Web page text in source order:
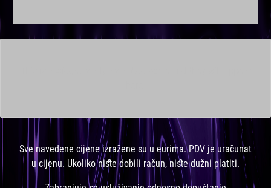
Sve navedene cijene izražene su u eurima. PDV je uračunat
u cijenu. Ukoliko niste dobili račun, niste dužni platiti.